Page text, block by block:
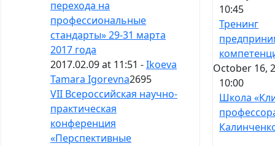
перехода на
профессиональные
стандарты» 29-31 марта
2017 года
2017.02.09 at 11:51 -Ikoeva
Tamara Igorevna2695
VII Всероссийская научно-
практическая
конференция
«Перспективные
10:45
Тренинг
October 16,
10:00
Школа